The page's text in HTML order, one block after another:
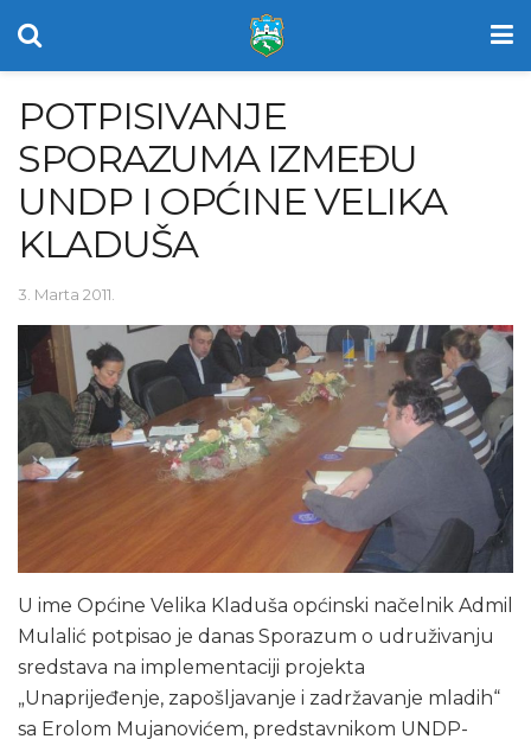
POTPISIVANJE
SPORAZUMA IZMEĐU
UNDP I OPĆINE VELIKA
KLADUŠA
3. Marta 2011.
U ime Općine Velika Kladuša općinski načelnik Admil
Mulalić potpisao je danas Sporazum o udruživanju
sredstava na implementaciji projekta
„Unaprijeđenje, zapošljavanje i zadržavanje mladih“
sa Erolom Mujanovićem, predstavnikom UNDP-